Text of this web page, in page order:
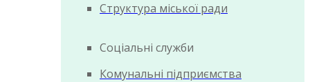
Структура міської ради
Соціальні служби
Комунальні підприємства